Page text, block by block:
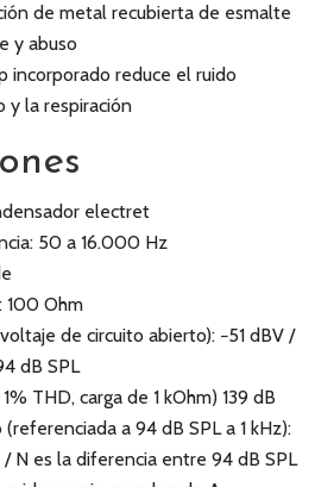
de metal recubierta de esmalte
y abuso
incorporado reduce el ruido
y la respiración
electret
50 a 16.000 Hz
100 Ohm
de circuito abierto): −51 dBV /
dB SPL
THD, carga de 1 kOhm) 139 dB
a 94 dB SPL a 1 kHz):
/ N es la diferencia entre 94 dB SPL